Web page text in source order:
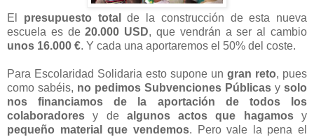
El presupuesto total
de la construcción de esta nueva
escuela es de20.000 USD, que vendrán a ser al cambio
unos 16.000 €. Y cada una aportaremos el 50% del coste.
Para Escolaridad Solidaria esto supone un gran reto, pues
como sabéis, no pedimos Subvenciones Públicas y solo
nos financiamos de la aportación de todos los
colaboradores y de algunos actos que hagamosy
pequeño material que vendemos. Pero vale la pena el